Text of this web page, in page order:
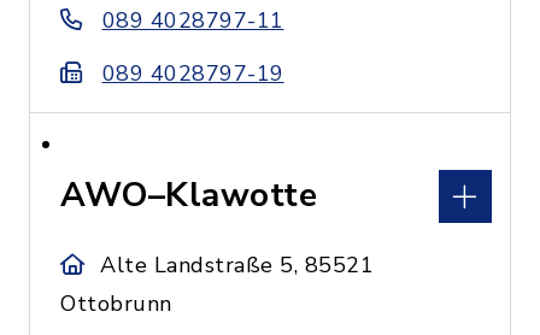
089 4028797-11
089 4028797-19
AWO–Klawotte
Alte Landstraße 5, 85521
Ottobrunn